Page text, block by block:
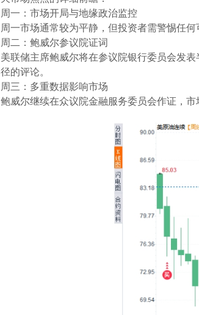
周一：市场开局与地缘政治监控
周一市场通常较为平静，但投资者需警惕任
周二：鲍威尔参议院证词
美联储主席鲍威尔将在参议院银行委员会发
径的评论。
周三：多重数据影响市场
鲍威尔继续在众议院金融服务委员会作证，市